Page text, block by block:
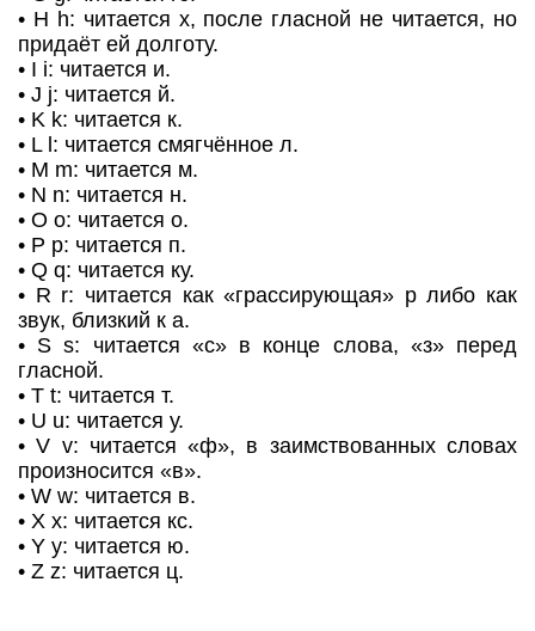
• H h: читается х, после гласной не читается, но
придаёт ей долготу.
• I i: читается и.
• J j: читается й.
• K k: читается к.
• L l: читается смягчённое л.
• M m: читается м.
• N n: читается н.
• О о: читается о.
• P p: читается п.
• Q q: читается ку.
• R r: читается как «грассирующая» р либо как
звук, близкий к а.
• S s: читается «с» в конце слова, «з» перед
гласной.
• T t: читается т.
• U u: читается у.
• V v: читается «ф», в заимствованных словах
произносится «в».
• W w: читается в.
• X x: читается кс.
• Y y: читается ю.
• Z z: читается ц.